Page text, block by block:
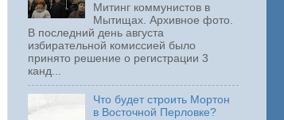
Митинг коммунистов в
Мытищах. Архивное фото.
В последний день августа
избирательной комиссией было
принято решение о регистрации 3
канд...
Что будет строить Мортон
в Восточной Перловке?